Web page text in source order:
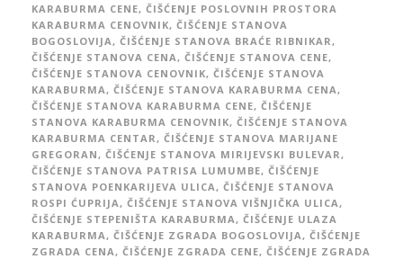
KARABURMA CENE, ČIŠĆENJE POSLOVNIH PROSTORA
KARABURMA CENOVNIK, ČIŠĆENJE STANOVA
BOGOSLOVIJA , ČIŠĆENJE STANOVA BRAĆE RIBNIKAR ,
ČIŠĆENJE STANOVA CENA , ČIŠĆENJE STANOVA CENE,
ČIŠĆENJE STANOVA CENOVNIK, ČIŠĆENJE STANOVA
KARABURMA , ČIŠĆENJE STANOVA KARABURMA CENA ,
ČIŠĆENJE STANOVA KARABURMA CENE, ČIŠĆENJE
STANOVA KARABURMA CENOVNIK, ČIŠĆENJE STANOVA
KARABURMA CENTAR , ČIŠĆENJE STANOVA MARIJANE
GREGORAN , ČIŠĆENJE STANOVA MIRIJEVSKI BULEVAR ,
ČIŠĆENJE STANOVA PATRISA LUMUMBE, ČIŠĆENJE
STANOVA POENKARIJEVA ULICA , ČIŠĆENJE STANOVA
ROSPI ĆUPRIJA , ČIŠĆENJE STANOVA VIŠNJIČKA ULICA ,
ČIŠĆENJE STEPENIŠTA KARABURMA , ČIŠĆENJE ULAZA
KARABURMA , ČIŠĆENJE ZGRADA BOGOSLOVIJA , ČIŠĆENJE
ZGRADA CENA , ČIŠĆENJE ZGRADA CENE, ČIŠĆENJE ZGRADA